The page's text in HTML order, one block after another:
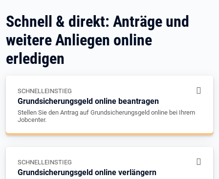
Schnell & direkt: Anträge und
weitere Anliegen online
erledigen
SCHNELLEINSTIEG
Grundsicherungsgeld online beantragen
Stellen Sie den Antrag auf Grundsicherungsgeld online bei Ihrem
Jobcenter.
SCHNELLEINSTIEG
Grundsicherungsgeld online verlängern